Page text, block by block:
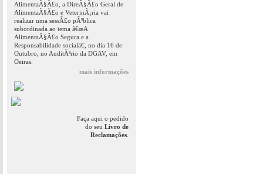
AlimentaÃ§Ã£o, a DireÃ§Ã£o Geral de
AlimentaÃ§Ã£o e VeterinÃ¡ria vai
realizar uma sessÃ£o pÃºblica
subordinada ao tema â€œA
AlimentaÃ§Ã£o Segura e a
Responsabilidade socialâ€, no dia 16 de
Outubro, no AuditÃ³rio da DGAV, em
Oeiras.
mais informações
Faça aqui o pedido
do seu Livro de
Reclamações